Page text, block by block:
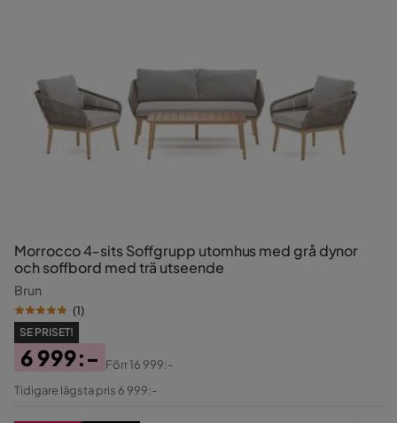
Morrocco 4-sits Soffgrupp utomhus med grå dynor
och soffbord med trä utseende
Brun
(1)
SE PRISET!
Pris
6 999:-
Original
Förr16 999:-
Tidigare lägsta pris 6 999:-